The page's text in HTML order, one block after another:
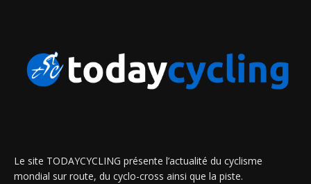
Le site TODAYCYCLING présente l’actualité du cyclisme
mondial sur route, du cyclo-cross ainsi que la piste.